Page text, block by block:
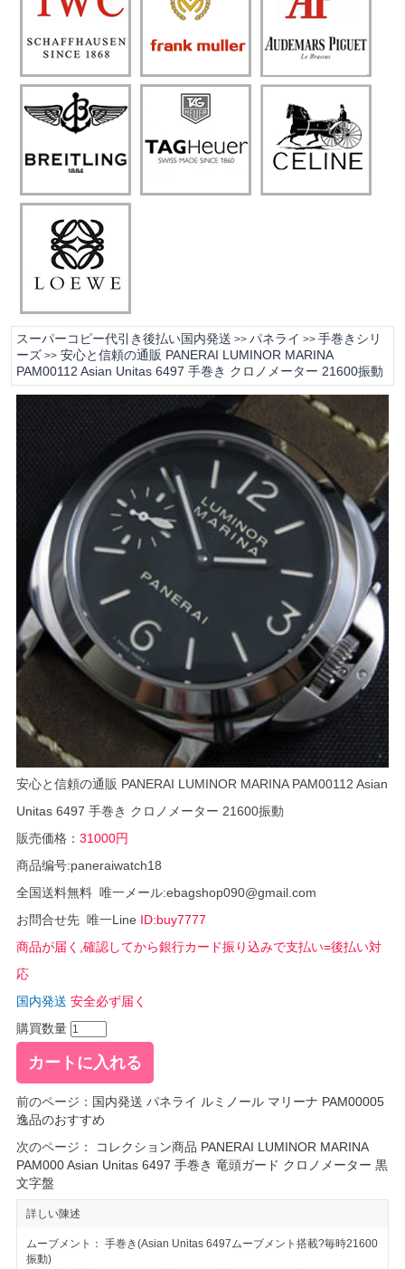
スーパーコピー代引き後払い国内発送 >> パネライ >> 手巻きシリ
ーズ >>安心と信頼の通販 PANERAI LUMINOR MARINA
PAM00112 Asian Unitas 6497 手巻き クロノメーター 21600振動
安心と信頼の通販 PANERAI LUMINOR MARINA PAM00112 Asian
Unitas 6497 手巻き クロノメーター 21600振動
販売価格： 31000円
商品编号:paneraiwatch18
全国送料無料 唯一メール:ebagshop090@gmail.com
お問合せ先 唯一Line ID:buy7777
商品が届く,確認してから銀行カード振り込みで支払い=後払い対
応
国内発送 安全必ず届く
購買数量
前のページ： 国内発送 パネライ ルミノール マリーナ PAM00005
逸品のおすすめ
次のページ：
コレクション商品 PANERAI LUMINOR MARINA
PAM000 Asian Unitas 6497 手巻き 竜頭ガード クロノメーター 黒
文字盤
詳しい陳述
ムーブメント： 手巻き(Asian Unitas 6497ムーブメント搭載?毎時21600
振動)